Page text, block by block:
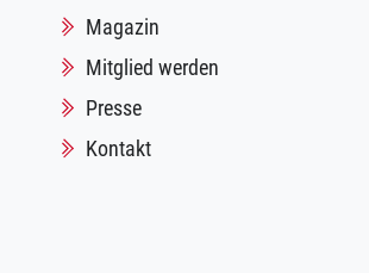
Magazin
Mitglied werden
Presse
Kontakt